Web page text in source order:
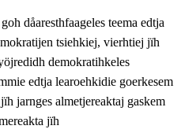
dåaresthfaageles teema edtja
tsiehkiej, vierhtiej jïh
demokratihkeles
edtja learoehkidie goerkesem
jarnges almetjereaktaj gaskem
jïh